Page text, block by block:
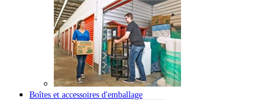
Boîtes et accessoires d'emballage